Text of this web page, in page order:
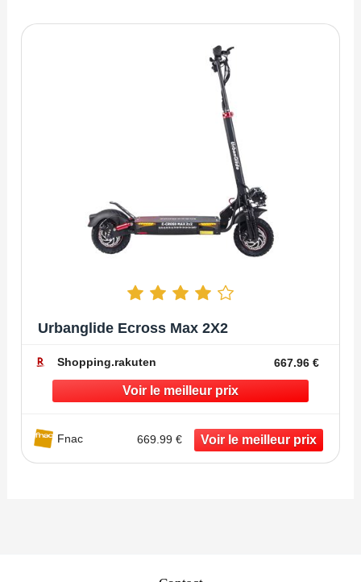
Urbanglide Ecross Max 2X2
Shopping.rakuten 667.96 €
Fnac 669.99 €